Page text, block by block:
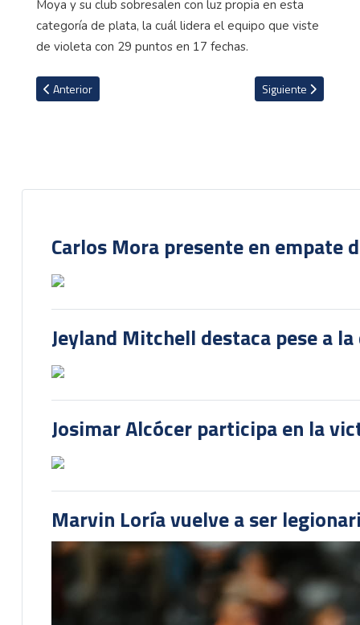
Moya y su club sobresalen con luz propia en esta
categoría de plata, la cuál lidera el equipo que viste
de violeta con 29 puntos en 17 fechas.
Artículo anterior: Keylor Navas y el desafío de afrontar un nuevo
Anterior Artículo siguiente:
Siguiente
Carlos Mora presente en empate
Jeyland Mitchell destaca pese a
Josimar Alcócer participa en la
Marvin Loría vuelve a ser